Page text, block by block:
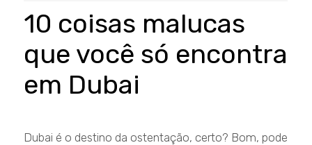
10 coisas malucas
que você só encontra
em Dubai
Dubai é o destino da ostentação, certo? Bom, pode